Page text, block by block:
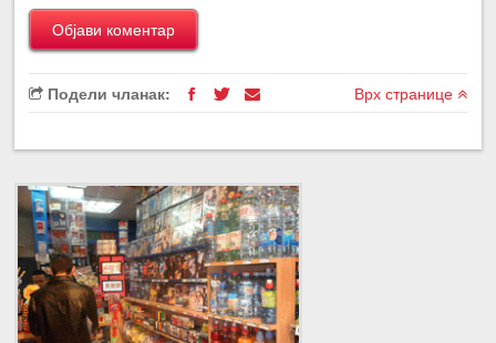
Подели чланак: Врх странице